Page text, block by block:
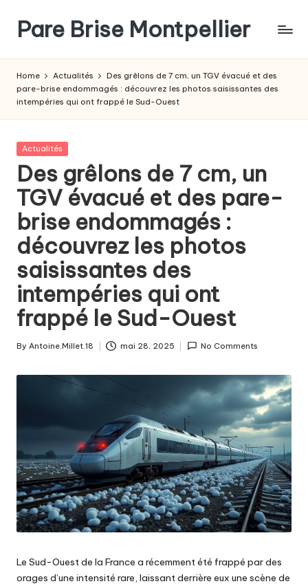
content
Pare Brise Montpellier
Home Actualités
Des grêlons de 7 cm, un TGV évacué et des
pare-brise endommagés : découvrez les photos saisissantes des
intempéries qui ont frappé le Sud-Ouest
Posted
Actualités
Des grêlons de 7 cm, un
TGV évacué et des pare-
brise endommagés :
découvrez les photos
saisissantes des
intempéries qui ont
frappé le Sud-Ouest
Posted
By Antoine.Millet.18 mai 28, 2025 No Comments
Le Sud-Ouest de la France a récemment été frappé par des
orages d’une intensité rare, laissant derrière eux une scène de